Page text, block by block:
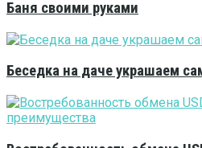
Баня своими руками
Беседка на даче украшаем